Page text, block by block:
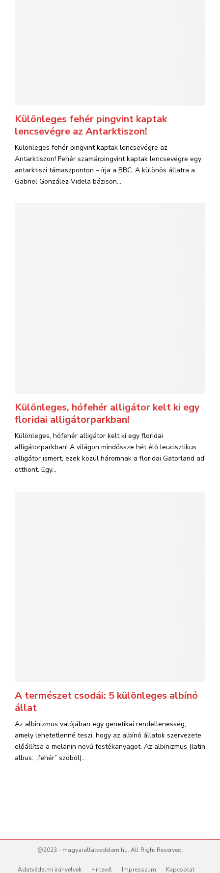
Különleges fehér pingvint kaptak
lencsevégre az Antarktiszon!
Különleges fehér pingvint kaptak lencsevégre az
Antarktiszon! Fehér szamárpingvint kaptak lencsevégre egy
antarktiszi támaszponton – írja a BBC. A különös állatra a
Gabriel González Videla bázison...
Különleges, hófehér alligátor kelt ki egy
floridai alligátorparkban!
Különleges, hófehér alligátor kelt ki egy floridai
alligátorparkban! A világon mindössze hét élő leucisztikus
alligátor ismert, ezek közül háromnak a floridai Gatorland ad
otthont. Egy...
A természet csodái: 5 különleges albínó
állat
Az albinizmus valójában egy genetikai rendellenesség,
amely lehetetlenné teszi, hogy az albínó állatok szervezete
előállítsa a melanin nevű festékanyagot. Az albinizmus (latin
albus: „fehér” szóból)...
@2023 - magyarallatvedelem.hu. All Right Reserved.
Adatvédelmi irányelvek Hírlevél Impresszum Kapcsolat